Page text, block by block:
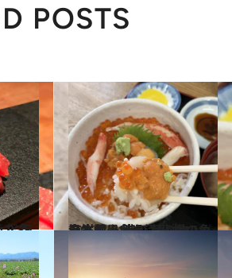
POSTS
堪能！ 2019.3.21
海鮮丼！ 鮨！ 練り物！ 日本酒！ 港町・小樽の魚介と雪景色を満喫
旅＆お出かけ